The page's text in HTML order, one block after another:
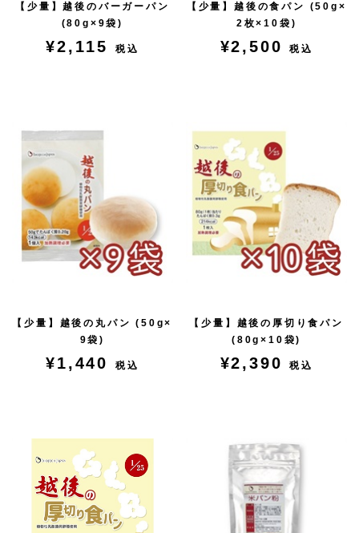
【少量】越後のバーガーパン
(80g×9袋)
¥2,115 税込
【少量】越後の食パン (50g×
2枚×10袋)
¥2,500税込
【少量】越後の丸パン (50g×
9袋)
¥1,440 税込
【少量】越後の厚切り食パン
(80g×10袋)
¥2,390税込